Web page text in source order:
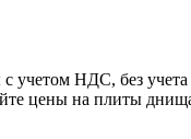
НДС, без
цены на плиты